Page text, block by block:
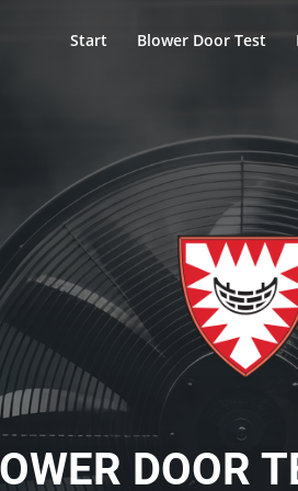
Start Blower Door Test
DOOR